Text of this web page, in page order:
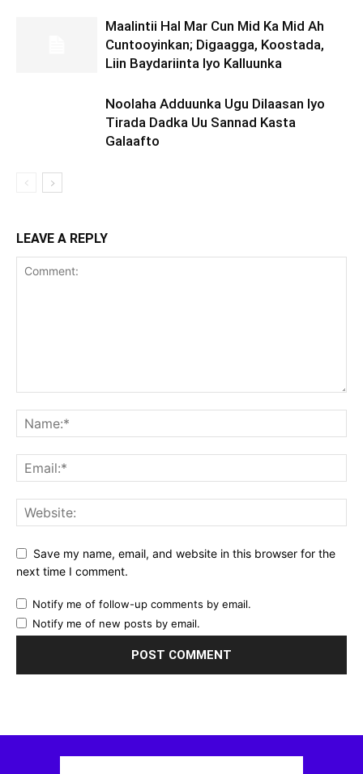
Maalintii Hal Mar Cun Mid Ka Mid Ah
Cuntooyinkan; Digaagga, Koostada,
Liin Baydariinta Iyo Kalluunka
Noolaha Adduunka Ugu Dilaasan Iyo
Tirada Dadka Uu Sannad Kasta
Galaafto
LEAVE A REPLY
Save my name, email, and website in this browser for the
next time I comment.
Notify me of follow-up comments by email.
Notify me of new posts by email.